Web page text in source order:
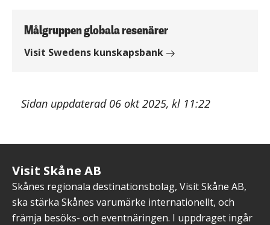
Målgruppen globala resenärer
Visit Swedens kunskapsbank
Sidan uppdaterad 06 okt 2025, kl 11:22
Visit Skåne AB
Skånes regionala destinationsbolag, Visit Skåne AB,
ska stärka Skånes varumärke internationellt, och
främja besöks- och eventnäringen. I uppdraget ingår